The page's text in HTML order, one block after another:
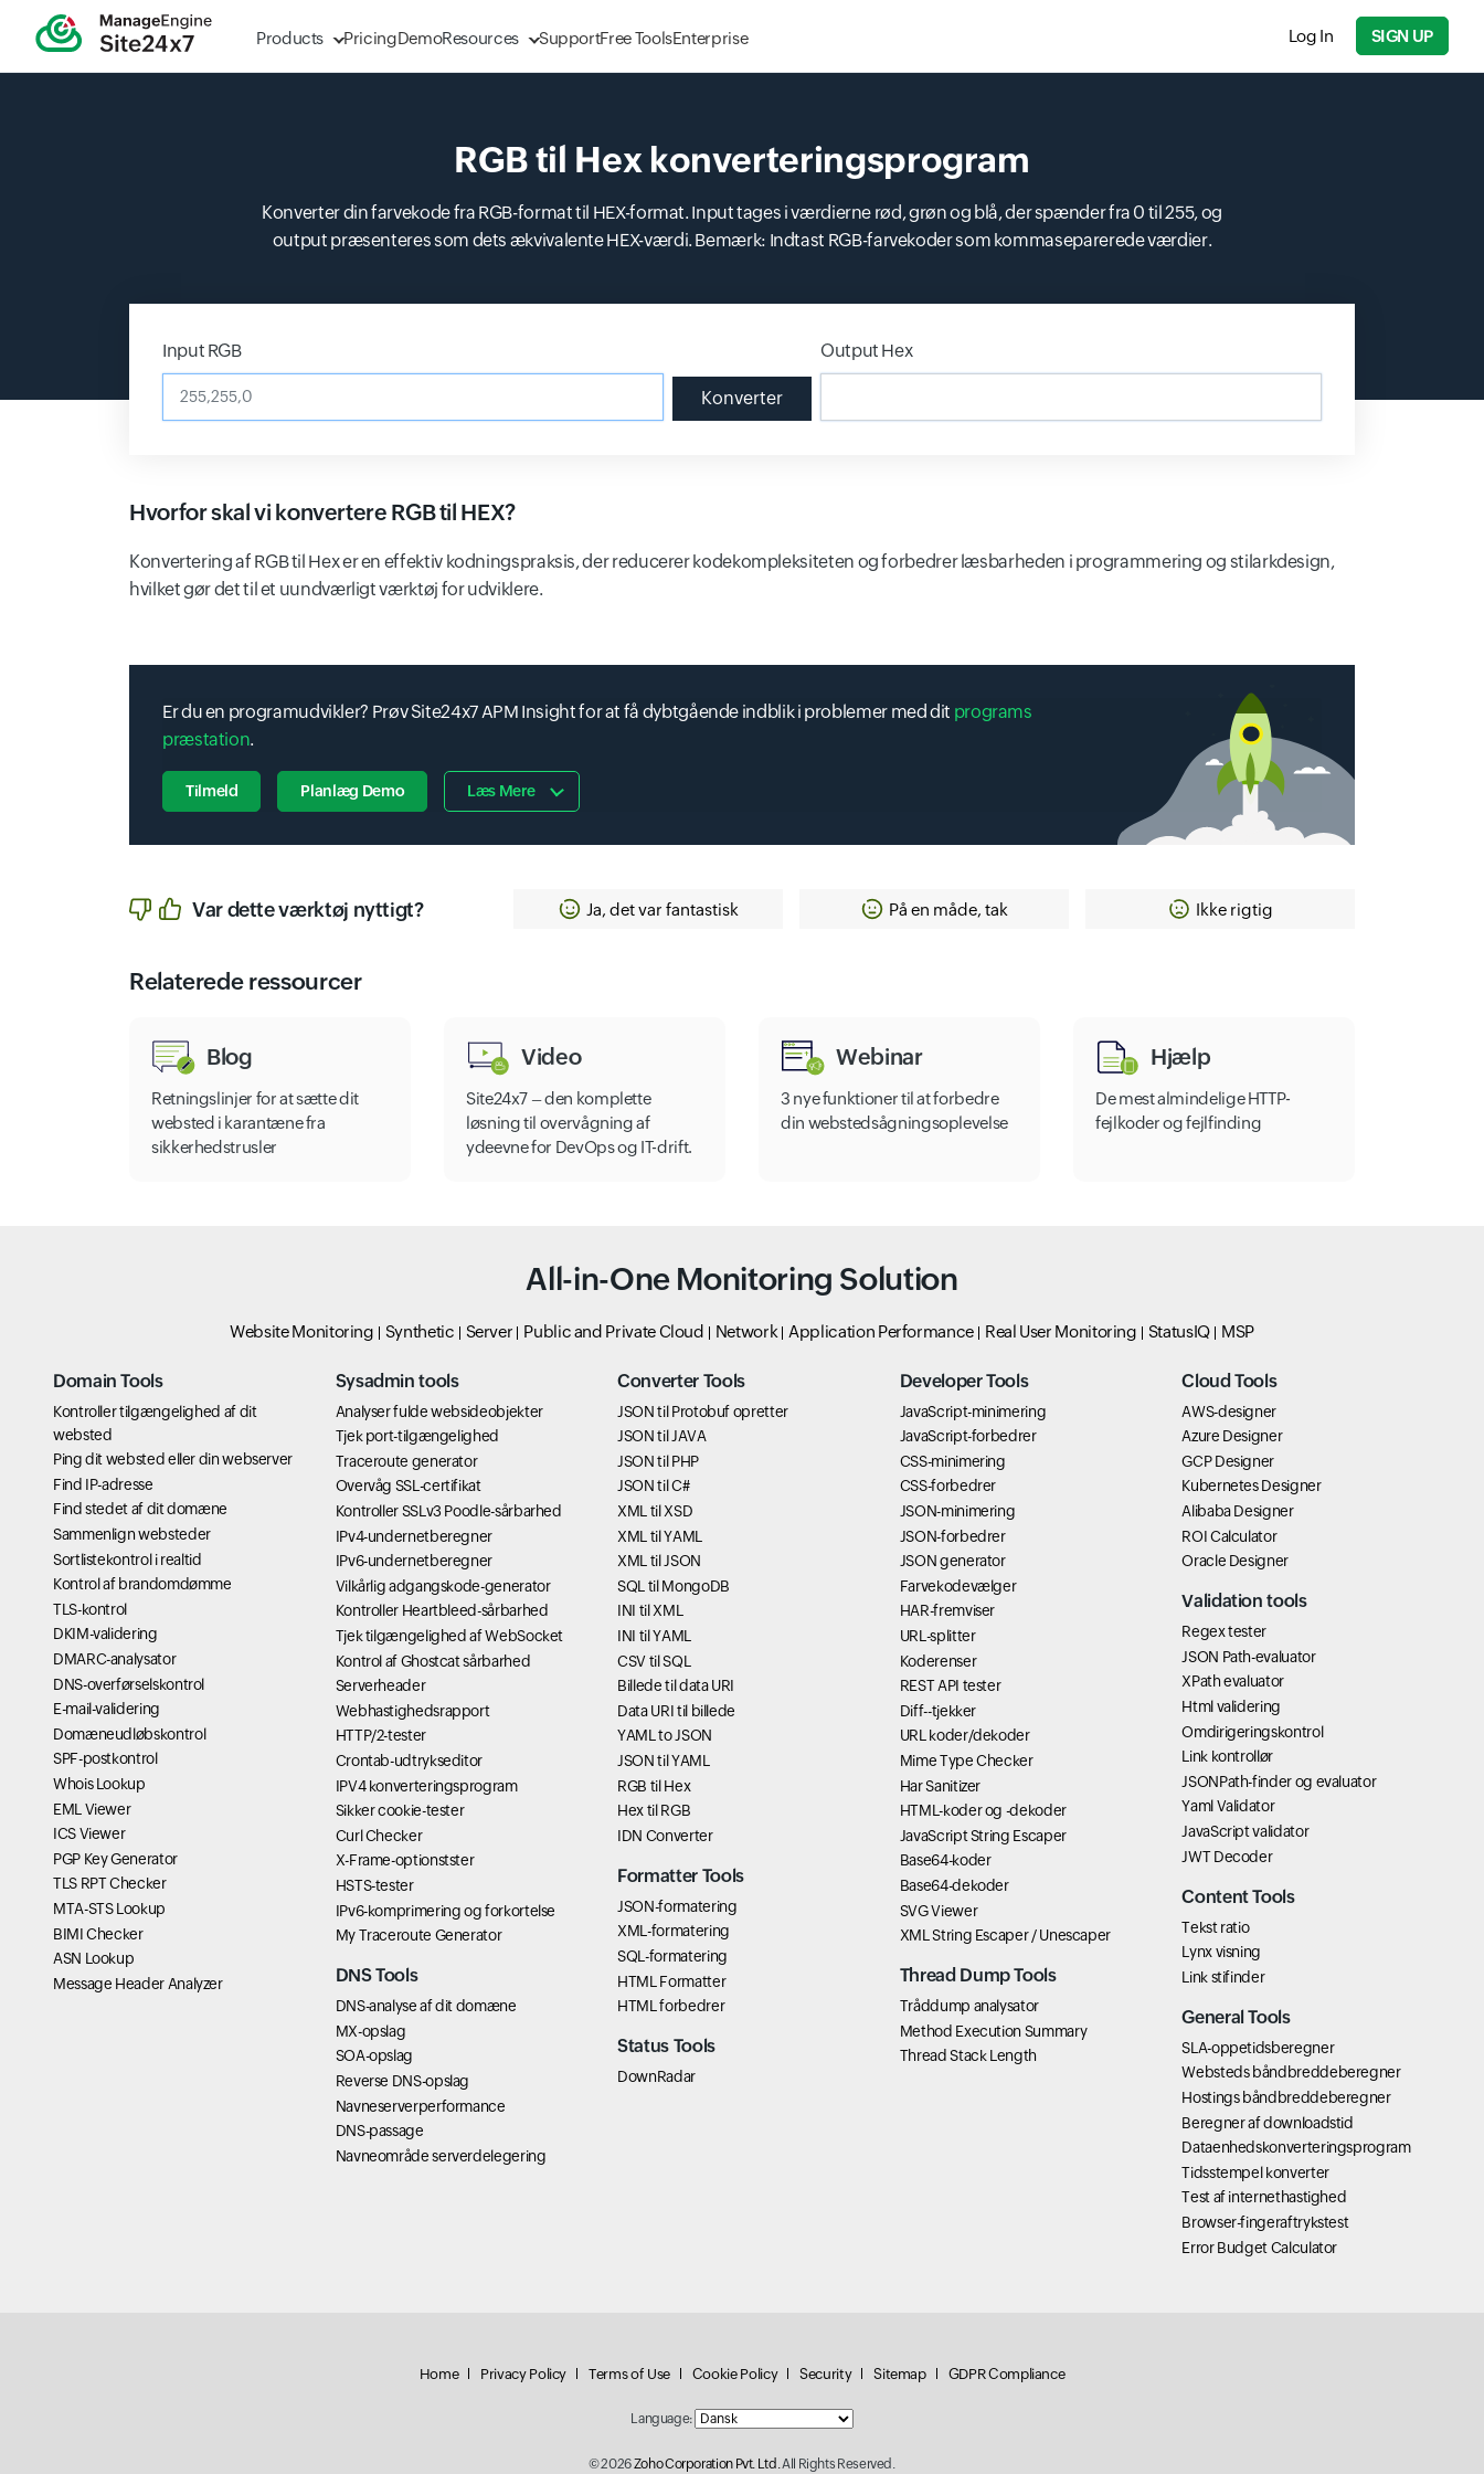
Products PricingDemoResources SupportFree ToolsEnterprise Log In SIGN UP
RGB til Hex konverteringsprogram
Konverter din farvekode fra RGB-format til HEX-format. Input tages i værdierne rød, grøn og blå, der spænder fra 0 til 255, og
output præsenteres som dets ækvivalente HEX-værdi. Bemærk: Indtast RGB-farvekoder som kommaseparerede værdier.
Input RGB255,255,0
Konverter
Output HexInput field
Hvorfor skal vi konvertere RGB til HEX?
Konvertering af RGB til Hex er en effektiv kodningspraksis, der reducerer kodekompleksiteten og forbedrer læsbarheden i programmering og stilarkdesign,
hvilket gør det til et uundværligt værktøj for udviklere.
Er du en programudvikler? Prøv Site24x7 APM Insight for at få dybtgående indblik i problemer med dit programs
præstation.
Tilmeld Planlæg Demo Læs Mere
Var dette værktøj nyttigt? Ja, det var fantastisk På en måde, tak Ikke rigtig
Relaterede ressourcer
Blog
Retningslinjer for at sætte dit
websted i karantæne fra
sikkerhedstrusler
Video
Site24x7 – den komplette
løsning til overvågning af
ydeevne for DevOps og IT-drift.
Webinar
3 nye funktioner til at forbedre
din webstedsågningsoplevelse
Hjælp
De mest almindelige HTTP-
fejlkoder og fejlfinding
All-in-One Monitoring Solution
Website Monitoring Synthetic Server Public and Private Cloud Network Application Performance Real User Monitoring StatusIQ MSP
Domain Tools
Kontroller tilgængelighed af dit
websted
Ping dit websted eller din webserver
Find IP-adresse
Find stedet af dit domæne
Sammenlign websteder
Sortlistekontrol i realtid
Kontrol af brandomdømme
TLS-kontrol
DKIM-validering
DMARC-analysator
DNS-overførselskontrol
E-mail-validering
Domæneudløbskontrol
SPF-postkontrol
Whois Lookup
EML Viewer
ICS Viewer
PGP Key Generator
TLS RPT Checker
MTA-STS Lookup
BIMI Checker
ASN Lookup
Message Header Analyzer
Sysadmin tools
Analyser fulde websideobjekter
Tjek port-tilgængelighed
Traceroute generator
Overvåg SSL-certifikat
Kontroller SSLv3 Poodle-sårbarhed
IPv4-undernetberegner
IPv6-undernetberegner
Vilkårlig adgangskode-generator
Kontroller Heartbleed-sårbarhed
Tjek tilgængelighed af WebSocket
Kontrol af Ghostcat sårbarhed
Serverheader
Webhastighedsrapport
HTTP/2-tester
Crontab-udtrykseditor
IPV4 konverteringsprogram
Sikker cookie-tester
Curl Checker
X-Frame-optionstster
HSTS-tester
IPv6-komprimering og forkortelse
My Traceroute Generator
DNS Tools
DNS-analyse af dit domæne
MX-opslag
SOA-opslag
Reverse DNS-opslag
Navneserverperformance
DNS-passage
Navneområde serverdelegering
Converter Tools
JSON til Protobuf opretter
JSON til JAVA
JSON til PHP
JSON til C#
XML til XSD
XML til YAML
XML til JSON
SQL til MongoDB
INI til XML
INI til YAML
CSV til SQL
Billede til data URI
Data URI til billede
YAML to JSON
JSON til YAML
RGB til Hex
Hex til RGB
IDN Converter
Formatter Tools
JSON-formatering
XML-formatering
SQL-formatering
HTML Formatter
HTML forbedrer
Status Tools
DownRadar
Developer Tools
JavaScript-minimering
JavaScript-forbedrer
CSS-minimering
CSS-forbedrer
JSON-minimering
JSON-forbedrer
JSON generator
Farvekodevælger
HAR-fremviser
URL-splitter
Koderenser
REST API tester
Diff--tjekker
URL koder/dekoder
Mime Type Checker
Har Sanitizer
HTML-koder og -dekoder
JavaScript String Escaper
Base64-koder
Base64-dekoder
SVG Viewer
XML String Escaper / Unescaper
Thread Dump Tools
Tråddump analysator
Method Execution Summary
Thread Stack Length
Cloud Tools
AWS-designer
Azure Designer
GCP Designer
Kubernetes Designer
Alibaba Designer
ROI Calculator
Oracle Designer
Validation tools
Regex tester
JSON Path-evaluator
XPath evaluator
Html validering
Omdirigeringskontrol
Link kontrollør
JSONPath-finder og evaluator
Yaml Validator
JavaScript validator
JWT Decoder
Content Tools
Tekst ratio
Lynx visning
Link stifinder
General Tools
SLA-oppetidsberegner
Websteds båndbreddeberegner
Hostings båndbreddeberegner
Beregner af downloadstid
Dataenhedskonverteringsprogram
Tidsstempel konverter
Test af internethastighed
Browser-fingeraftrykstest
Error Budget Calculator
Home Privacy Policy Terms of Use Cookie Policy Security Sitemap GDPR Compliance
Language:
© 2026Zoho Corporation Pvt. Ltd. All Rights Reserved.